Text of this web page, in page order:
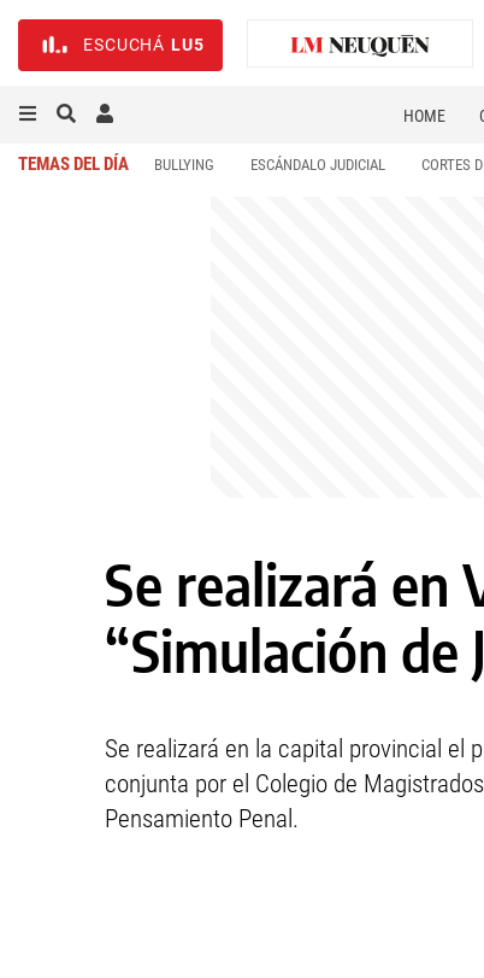
ESCUCHÁ LU5
HOME
TEMAS DEL DÍA BULLYING ESCÁNDALO JUDICIAL CORTES
Se realizará en
“Simulación de
Se realizará en la capital provincial el
conjunta por el Colegio de
Pensamiento Penal.